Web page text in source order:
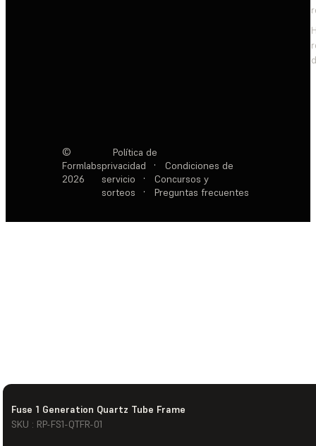
Fuse 1 Generation Quartz Tube Frame
SKU : RP-FS1-QTFR-01
©
Formlabs
2026
Política de
privacidad
·
Condiciones de
servicio
·
Concursos y
sorteos
· Preguntas frecuentes